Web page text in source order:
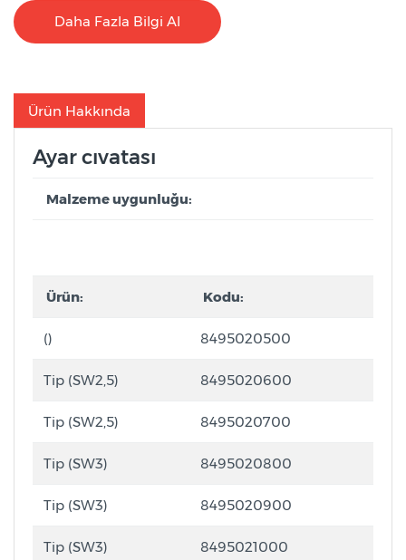
Daha Fazla Bilgi Al
Ürün Hakkında
Ayar cıvatası
Malzeme uygunluğu:
Ürün: Kodu:
() 8495020500
Tip (SW2,5) 8495020600
Tip (SW2,5) 8495020700
Tip (SW3) 8495020800
Tip (SW3) 8495020900
Tip (SW3) 8495021000